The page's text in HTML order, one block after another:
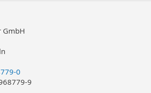
GmbH
0
9